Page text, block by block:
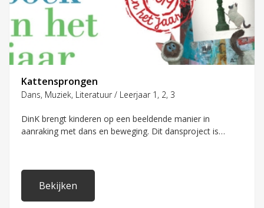
Kattensprongen
Dans, Muziek, Literatuur / Leerjaar 1, 2, 3
DinK brengt kinderen op een beeldende manier in
aanraking met dans en beweging. Dit dansproject is
Bekijken